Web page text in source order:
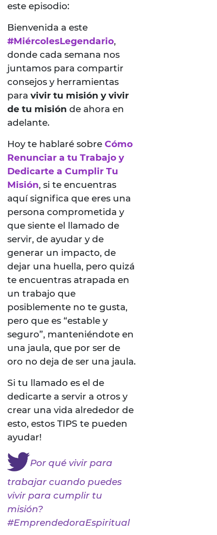
este episodio:
Bienvenida a este
#MiércolesLegendario,
donde cada semana nos
juntamos para compartir
consejos y herramientas
para vivir tu misión y vivir
de tu misión de ahora en
adelante.
Hoy te hablaré sobre Cómo
Renunciar a tu Trabajo y
Dedicarte a Cumplir Tu
Misión, si te encuentras
aquí significa que eres una
persona comprometida y
que siente el llamado de
servir, de ayudar y de
generar un impacto, de
dejar una huella, pero quizá
te encuentras atrapada en
un trabajo que
posiblemente no te gusta,
pero que es “estable y
seguro”, manteniéndote en
una jaula, que por ser de
oro no deja de ser una jaula.
Si tu llamado es el de
dedicarte a servir a otros y
crear una vida alrededor de
esto, estos TIPS te pueden
ayudar!
Por qué vivir para
trabajar cuando puedes
vivir para cumplir tu
misión?
#EmprendedoraEspiritual